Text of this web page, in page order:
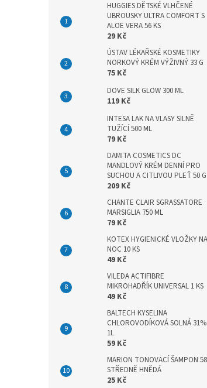
HUGGIES DĚTSKÉ VLHČENÉ
UBROUSKY ULTRA COMFORT S
ALOE VERA 56 KS
29 Kč
ÚSTAV LÉKAŘSKÉ KOSMETIKY
NORKOVÝ KRÉM VÝŽIVNÝ 33 G
75 Kč
DOVE SILK GLOW 300 ML
119 Kč
INTESA LAK NA VLASY SILNĚ
TUŽÍCÍ 500 ML
79 Kč
DAMITA COSMETICS DC
MANDLOVÝ KRÉM DENNÍ PRO
SUCHOU A CITLIVOU PLEŤ 50 G
209 Kč
CHANTE CLAIR SGRASSATORE
MARSIGLIA 750 ML
79 Kč
KOTEX HYGIENICKÉ VLOŽKY NA
NOC 10 KS
49 Kč
VILEDA ACTIFIBRE
MIKROHADŘÍK UNIVERSAL 1 KS
49 Kč
BALTECH KYSELINA
CHLOROVODÍKOVÁ SOLNÁ 31%
1L
59 Kč
MARION TONOVACÍ ŠAMPON 58
STŘEDNĚ HNĚDÁ
25 Kč